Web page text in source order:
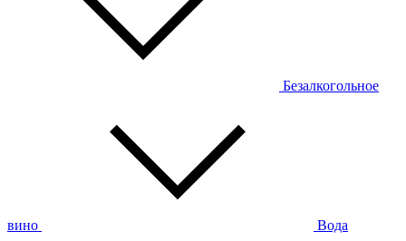
Безалкогольное
вино Вода